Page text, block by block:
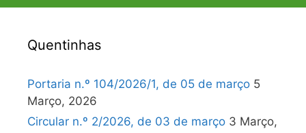
Quentinhas
Portaria n.º 104/2026/1, de 05 de março 5
Março, 2026
Circular n.º 2/2026, de 03 de março 3 Março,